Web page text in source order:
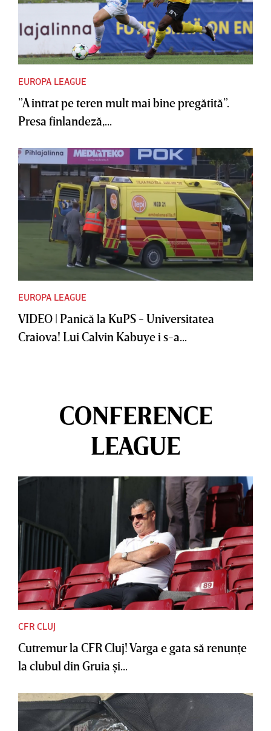
EUROPA LEAGUE
”A intrat pe teren mult mai bine pregătită”.
Presa finlandeză,...
EUROPA LEAGUE
VIDEO | Panică la KuPS - Universitatea
Craiova! Lui Calvin Kabuye i s-a...
CONFERENCE
LEAGUE
CFR CLUJ
Cutremur la CFR Cluj! Varga e gata să renunţe
la clubul din Gruia şi...